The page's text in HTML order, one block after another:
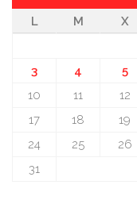
L
M X
3
4 5
10
11 12
17
18 19
24
25 26
31